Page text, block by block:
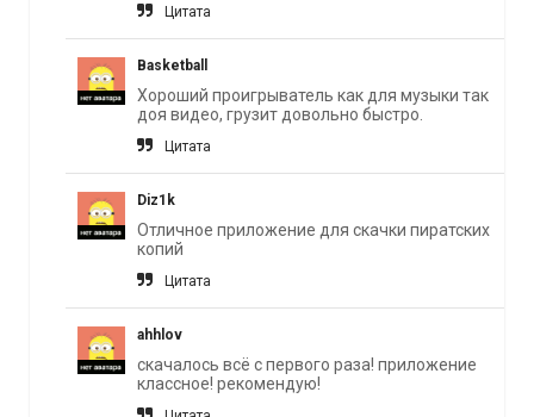
Цитата
Basketball
Хороший проигрыватель как для музыки так
доя видео, грузит довольно быстро.
Цитата
Diz1k
Отличное приложение для скачки пиратских
копий
Цитата
ahhlov
скачалось всё с первого раза! приложение
классное! рекомендую!